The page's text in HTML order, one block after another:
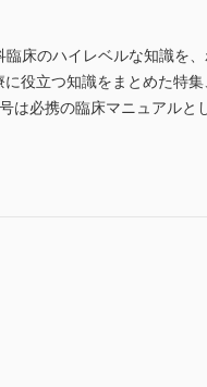
のハイレベルな知識を
役立つ知識をまとめた特
は必携の臨床マニュアルと